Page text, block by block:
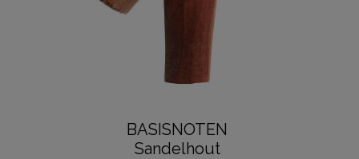
BASISNOTEN
Sandelhout